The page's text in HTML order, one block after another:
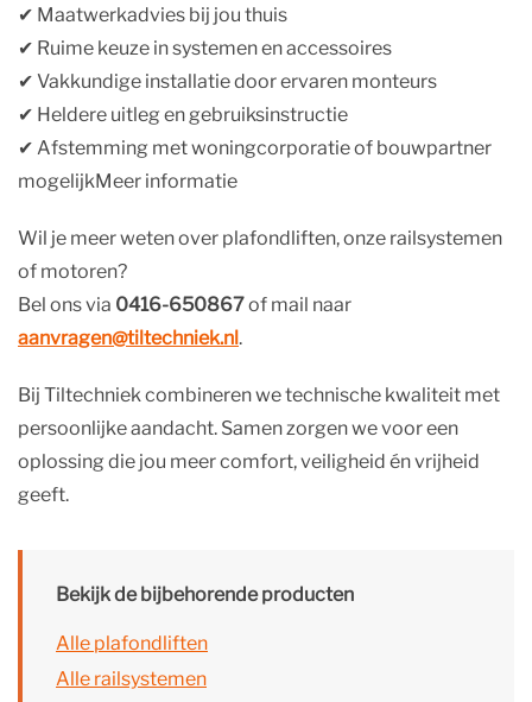
✔︎ Maatwerkadvies bij jou thuis
✔︎ Ruime keuze in systemen en accessoires
✔︎ Vakkundige installatie door ervaren monteurs
✔︎ Heldere uitleg en gebruiksinstructie
✔︎ Afstemming met woningcorporatie of bouwpartner
mogelijkMeer informatie
Wil je meer weten over plafondliften, onze railsystemen
of motoren?
Bel ons via 0416-650867of mail naar
aanvragen@tiltechniek.nl.
Bij Tiltechniek combineren we technische kwaliteit met
persoonlijke aandacht. Samen zorgen we voor een
oplossing die jou meer comfort, veiligheid én vrijheid
geeft.
Bekijk de bijbehorende producten
Alle plafondliften
Alle railsystemen